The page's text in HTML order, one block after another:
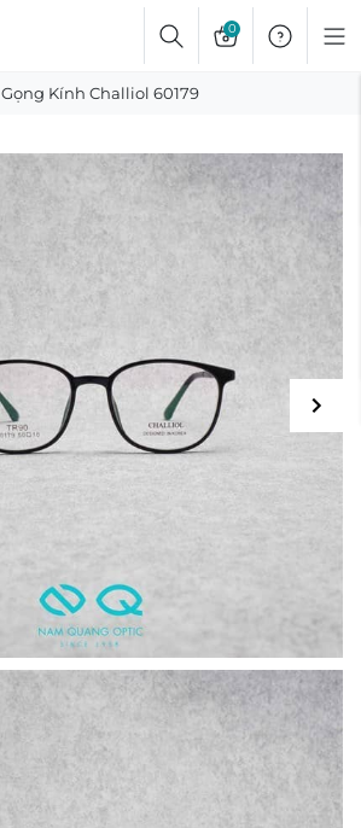
0
Gọng Kính Challiol 60179